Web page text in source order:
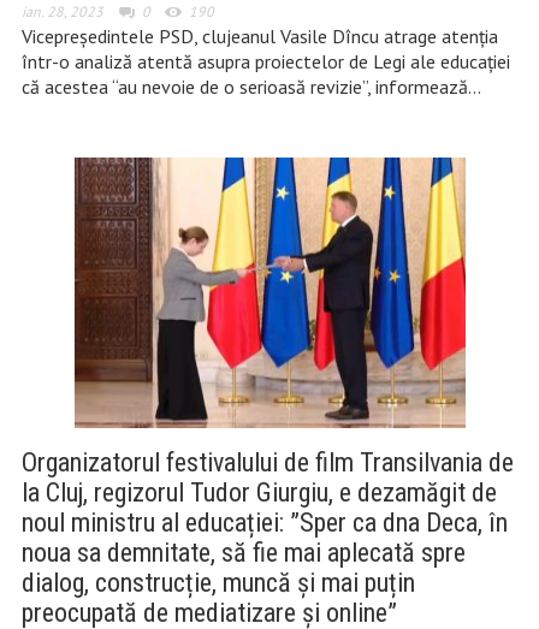
ian. 28, 2023 0 190
Vicepreședintele PSD, clujeanul Vasile Dîncu atrage atenția
într-o analiză atentă asupra proiectelor de Legi ale educației
că acestea “au nevoie de o serioasă revizie”, informează…
Organizatorul festivalului de film Transilvania de
la Cluj, regizorul Tudor Giurgiu, e dezamăgit de
noul ministru al educației: ”Sper ca dna Deca, în
noua sa demnitate, să fie mai aplecată spre
dialog, construcție, muncă și mai puțin
preocupată de mediatizare și online”